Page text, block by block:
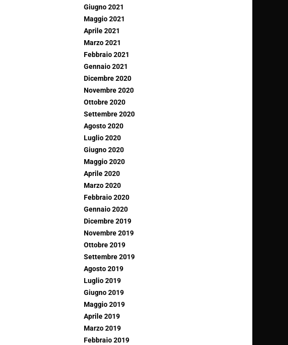
Giugno 2021
Maggio 2021
Aprile 2021
Marzo 2021
Febbraio 2021
Gennaio 2021
Dicembre 2020
Novembre 2020
Ottobre 2020
Settembre 2020
Agosto 2020
Luglio 2020
Giugno 2020
Maggio 2020
Aprile 2020
Marzo 2020
Febbraio 2020
Gennaio 2020
Dicembre 2019
Novembre 2019
Ottobre 2019
Settembre 2019
Agosto 2019
Luglio 2019
Giugno 2019
Maggio 2019
Aprile 2019
Marzo 2019
Febbraio 2019